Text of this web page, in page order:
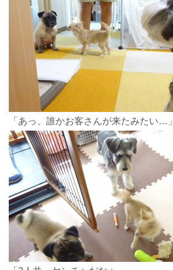
「あっ、誰かお客さんが来たみたい…」